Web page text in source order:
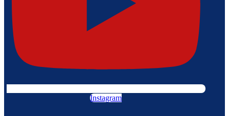
Instagram